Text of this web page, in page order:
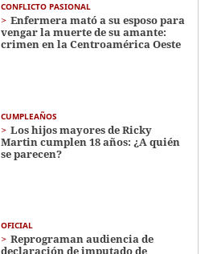
CONFLICTO PASIONAL
Enfermera mató a su esposo para
vengar la muerte de su amante:
crimen en la Centroamérica Oeste
CUMPLEAÑOS
Los hijos mayores de Ricky
Martin cumplen 18 años: ¿A quién
se parecen?
OFICIAL
Reprograman audiencia de